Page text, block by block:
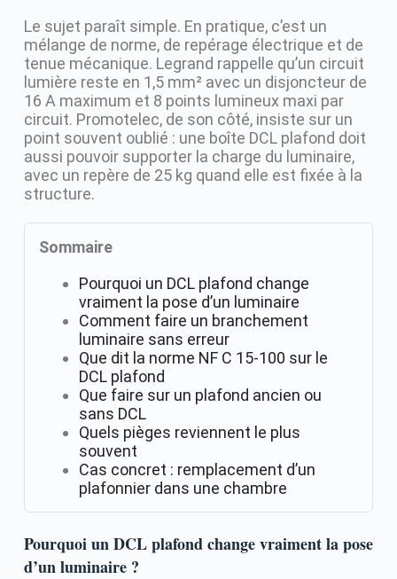
Le sujet paraît simple. En pratique, c’est un
mélange de norme, de repérage électrique et de
tenue mécanique. Legrand rappelle qu’un circuit
lumière reste en 1,5 mm² avec un disjoncteur de
16 A maximum et 8 points lumineux maxi par
circuit. Promotelec, de son côté, insiste sur un
point souvent oublié : une boîte DCL plafond doit
aussi pouvoir supporter la charge du luminaire,
avec un repère de 25 kg quand elle est fixée à la
structure.
Sommaire
Pourquoi un DCL plafond change
vraiment la pose d’un luminaire
Comment faire un branchement
luminaire sans erreur
Que dit la norme NF C 15-100 sur le
DCL plafond
Que faire sur un plafond ancien ou
sans DCL
Quels pièges reviennent le plus
souvent
Cas concret : remplacement d’un
plafonnier dans une chambre
Pourquoi un DCL plafond change vraiment la pose
d’un luminaire ?